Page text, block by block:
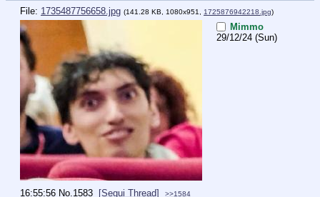
File: 1735487756658.jpg (141.28 KB, 1080x951, 1725876942218.jpg)
Mimmo
29/12/24 (Sun)
16:55:56 No. 1583 [Segui Thread] >>1584